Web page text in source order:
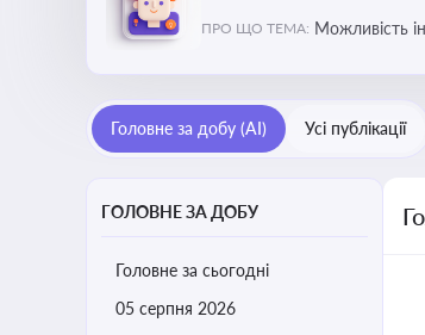
ПРО ЩО ТЕМА: Можливість
Головне за добу (AI) Усі публікації
ГОЛОВНЕ ЗА ДОБУ
Головне за сьогодні
05 серпня 2026